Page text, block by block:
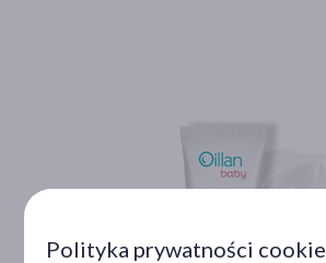
Polityka prywatności cookie